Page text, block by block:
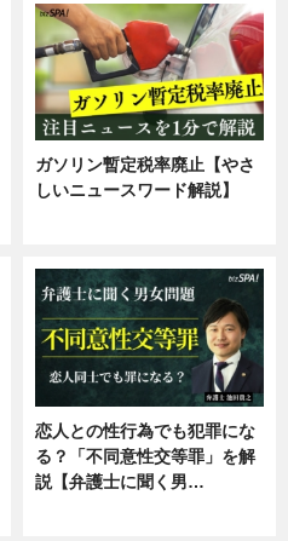
ガソリン暫定税率廃止【やさ
しいニュースワード解説】
恋人との性行為でも犯罪にな
る？「不同意性交等罪」を解
説【弁護士に聞く男…